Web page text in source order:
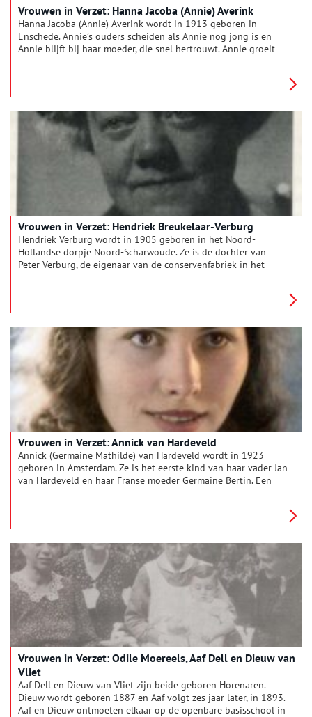
Vrouwen in Verzet: Hanna Jacoba (Annie) Averink
Hanna Jacoba (Annie) Averink wordt in 1913 geboren in
Enschede. Annie’s ouders scheiden als Annie nog jong is en
Annie blijft bij haar moeder, die snel hertrouwt. Annie groeit
vele werk kan vinden bij de Arbeiders Jeugd Centrale, de
jongerenorganisatie van de socialisten. Maar Annie voelt zich
meer aangetrokken tot de Zaaier, de communistische
jongerenbeweging. Annie sluit zich aan en werkt jarenlang
onvermoeibaar voor haar ideaal: het communisme inzetten om
een beter leven te bieden aan lagere klassen.
Vrouwen in Verzet: Hendriek Breukelaar-Verburg
Hendriek Verburg wordt in 1905 geboren in het Noord-
Hollandse dorpje Noord-Scharwoude. Ze is de dochter van
Peter Verburg, de eigenaar van de conservenfabriek in het
weet hoe ze een organisatie moet leiden. Als haar zus Grieke in
1930 overlijdt, trouwt Hendriek met Grieke’s weduwe, Harry,
zoals wel vaker gebeurt in die tijd. Zo komt Hendriek in
Haarlem terecht.
Vrouwen in Verzet: Annick van Hardeveld
Annick (Germaine Mathilde) van Hardeveld wordt in 1923
geboren in Amsterdam. Ze is het eerste kind van haar vader Jan
van Hardeveld en haar Franse moeder Germaine Bertin. Een
Vrouwen in Verzet: Odile Moereels, Aaf Dell en Dieuw van
Vliet
Aaf Dell en Dieuw van Vliet zijn beide geboren Horenaren.
Dieuw wordt geboren 1887 en Aaf volgt zes jaar later, in 1893.
Aaf en Dieuw ontmoeten elkaar op de openbare basisschool in